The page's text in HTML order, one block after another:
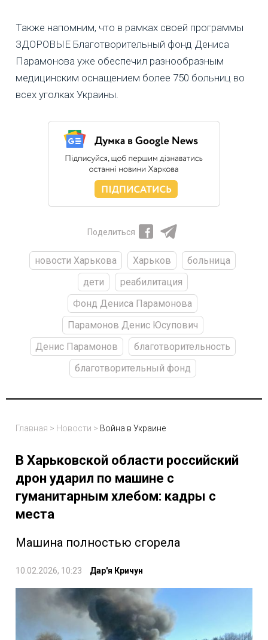
Также напомним, что в рамках своей программы
ЗДОРОВЫЕ Благотворительный фонд Дениса
Парамонова уже обеспечил разнообразным
медицинским оснащением более 750 больниц во
всех уголках Украины.
Поделиться
новости Харькова Харьков
больница
дети
реабилитация
Фонд Дениса Парамонова
Парамонов Денис Юсупович
Денис Парамонов
благотворительность
благотворительный фонд
Главная > Новости > Война в Украине
В Харьковской области российский
дрон ударил по машине с
гуманитарным хлебом: кадры с
места
Машина полностью сгорела
10.02.2026, 10:23 Дар'я Кричун